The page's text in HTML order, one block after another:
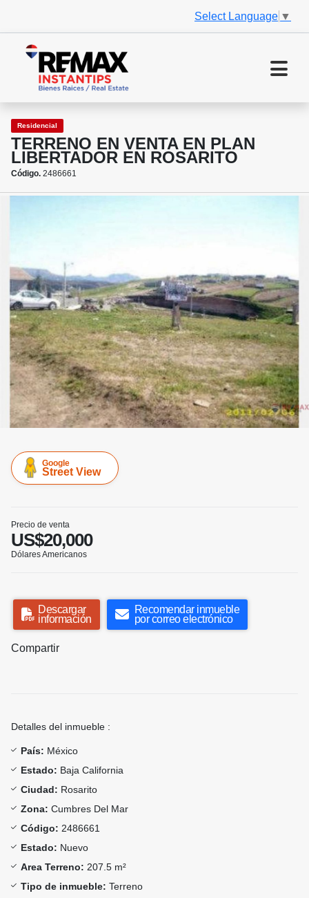
Select Language ▼
Residencial
TERRENO EN VENTA EN PLAN
LIBERTADOR EN ROSARITO
Código. 2486661
Google
Street View
Precio de venta
US$20,000
Dólares Americanos
Descargar
información
Recomendar inmueble
por correo electrónico
Compartir
Detalles del inmueble :
País: México
Estado: Baja California
Ciudad: Rosarito
Zona: Cumbres Del Mar
Código: 2486661
Estado: Nuevo
Area Terreno: 207.5 m²
Tipo de inmueble: Terreno